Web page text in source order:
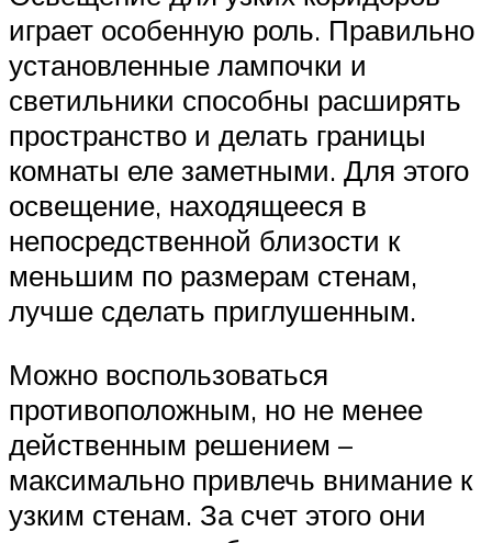
играет особенную роль. Правильно
установленные лампочки и
светильники способны расширять
пространство и делать границы
комнаты еле заметными. Для этого
освещение, находящееся в
непосредственной близости к
меньшим по размерам стенам,
лучше сделать приглушенным.
Можно воспользоваться
противоположным, но не менее
действенным решением –
максимально привлечь внимание к
узким стенам. За счет этого они